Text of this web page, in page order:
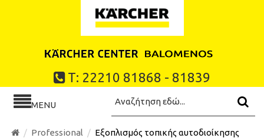
Τ: 22210 81868 - 81839
MENU
Professional Εξοπλισμός τοπικής αυτοδιοίκησης